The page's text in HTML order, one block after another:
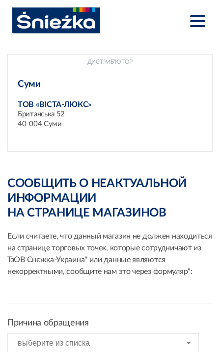
ДИСТРИБ’ЮТОР
Суми
ТОВ «ВІСТА-ЛЮКС»
Британська 52
40-004 Суми
СООБЩИТЬ О НЕАКТУАЛЬНОЙ
ИНФОРМАЦИИ
НА СТРАНИЦЕ МАГАЗИНОВ
Если считаете, что данный магазин не должен находиться
на странице торговых точек, которые сотрудничают из
ТзОВ Снєжка-Украина" или данные являются
некорректными, сообщите нам это через формуляр":
Причина обращения